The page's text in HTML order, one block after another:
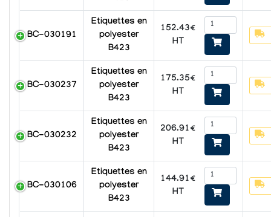
BC-030191
Etiquettes en
polyester
B423
152.43€
HT
BC-030237
Etiquettes en
polyester
B423
175.35€
HT
BC-030232
Etiquettes en
polyester
B423
206.91€
HT
BC-030106
Etiquettes en
polyester
B423
144.91€
HT